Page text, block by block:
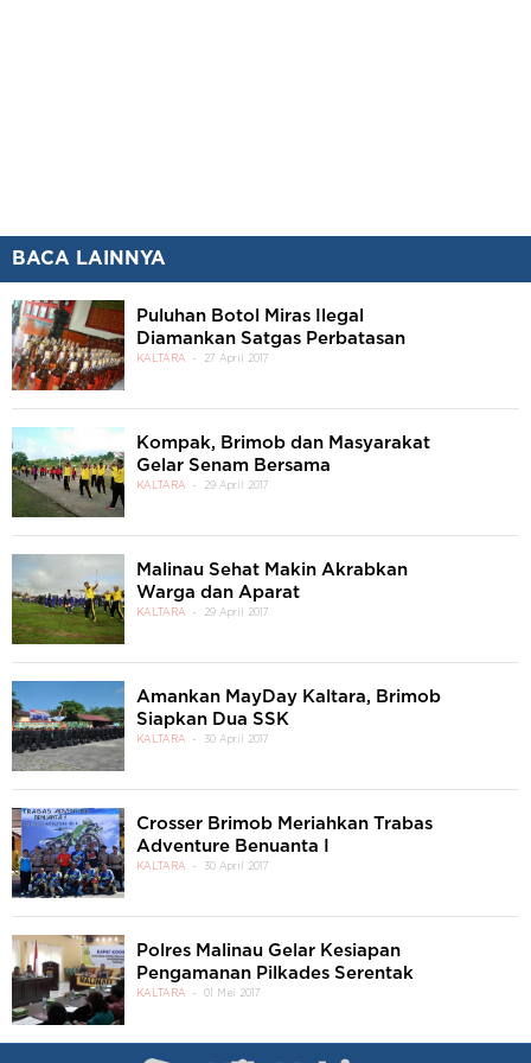
BACA LAINNYA
Puluhan Botol Miras Ilegal
Diamankan Satgas Perbatasan
KALTARA 27 April 2017
Kompak, Brimob dan Masyarakat
Gelar Senam Bersama
KALTARA 29 April 2017
Malinau Sehat Makin Akrabkan
Warga dan Aparat
KALTARA 29 April 2017
Amankan MayDay Kaltara, Brimob
Siapkan Dua SSK
KALTARA 30 April 2017
Crosser Brimob Meriahkan Trabas
Adventure Benuanta I
KALTARA 30 April 2017
Polres Malinau Gelar Kesiapan
Pengamanan Pilkades Serentak
KALTARA 01 Mei 2017